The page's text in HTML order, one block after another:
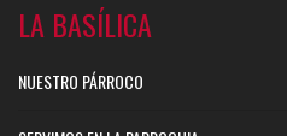
LA BASÍLICA
NUESTRO PÁRROCO